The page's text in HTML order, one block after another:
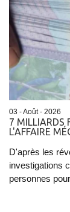
03 - Août - 2026
7 MILLIARDS
L'AFFAIRE
D'après les
investigations
personnes